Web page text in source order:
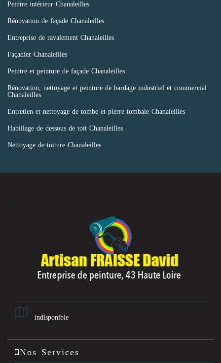
Peintre intérieur Chanaleilles
Rénovation de façade Chanaleilles
Entreprise de ravalement Chanaleilles
Façadier Chanaleilles
Peintre et peinture de façade Chanaleilles
Rénovation, nettoyage et peinture de bardage industriel et commercial
Chanaleilles
Entretien et nettoyage de tombe et pierre tombale Chanaleilles
Habillage de dessous de toit Chanaleilles
Nettoyage de toiture Chanaleilles
indisponible
Nos Services